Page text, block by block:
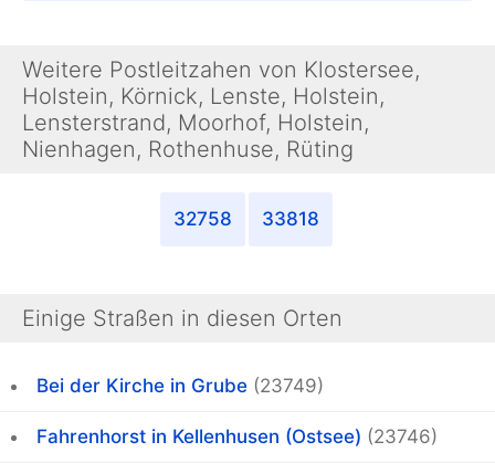
Weitere Postleitzahen von Klostersee,
Holstein, Körnick, Lenste, Holstein,
Lensterstrand, Moorhof, Holstein,
Nienhagen, Rothenhuse, Rüting
32758 33818
Einige Straßen in diesen Orten
Bei der Kirche in Grube (23749)
Fahrenhorst in Kellenhusen (Ostsee) (23746)